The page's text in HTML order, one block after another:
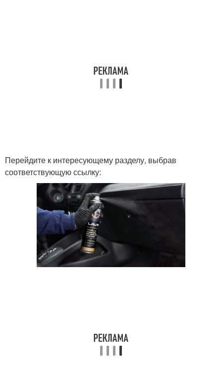
Перейдите к интересующему разделу, выбрав
соответствующую ссылку: